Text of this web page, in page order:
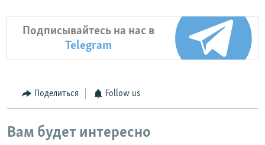
Подписывайтесь на нас в
Telegram
Поделиться Follow us
Вам будет интересно